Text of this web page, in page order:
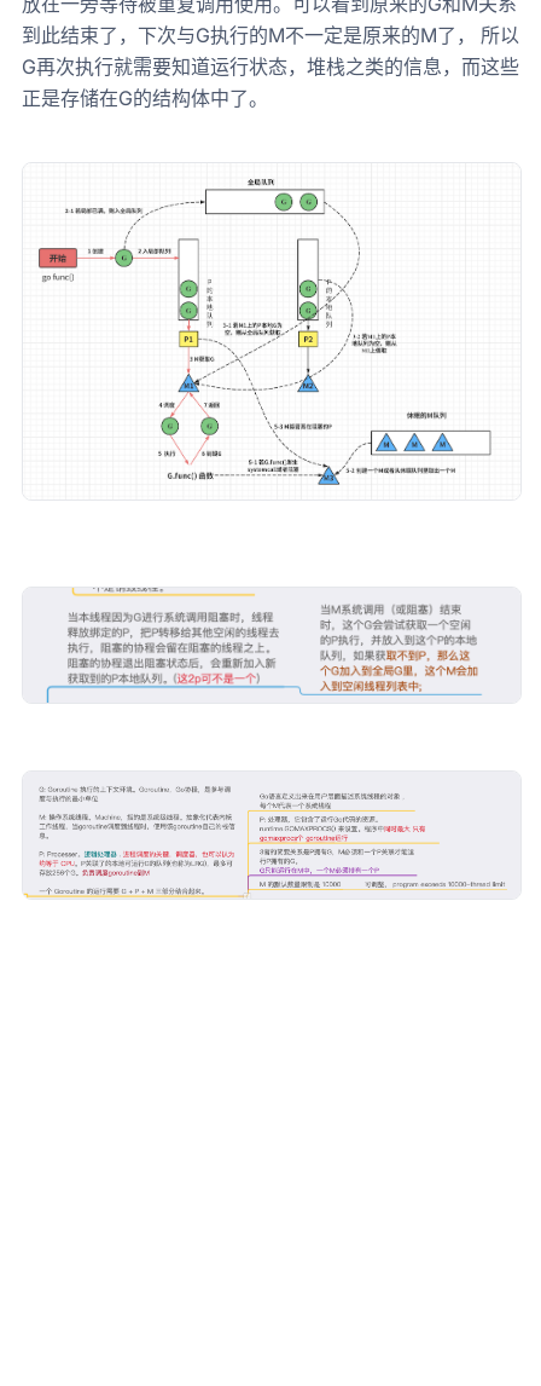
到此结束了，下次与G执行的M不一定是原来的M了， 所以
G再次执行就需要知道运行状态，堆栈之类的信息，而这些
正是存储在G的结构体中了。